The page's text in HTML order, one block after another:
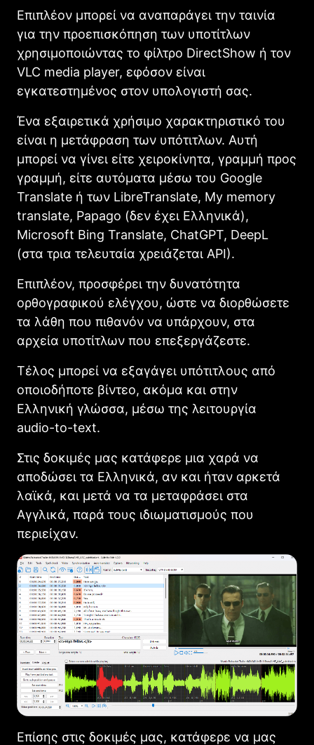
Επιπλέον μπορεί να αναπαράγει την ταινία
για την προεπισκόπηση των υποτίτλων
χρησιμοποιώντας το φίλτρο DirectShow ή τον
VLC media player, εφόσον είναι
εγκατεστημένος στον υπολογιστή σας.
Ένα εξαιρετικά χρήσιμο χαρακτηριστικό του
είναι η μετάφραση των υπότιτλων. Αυτή
μπορεί να γίνει είτε χειροκίνητα, γραμμή προς
γραμμή, είτε αυτόματα μέσω του Google
Translate ή των LibreTranslate, My memory
translate, Papago (δεν έχει Ελληνικά),
Microsoft Bing Translate, ChatGPT, DeepL
(στα τρια τελευταία χρειάζεται API).
Επιπλέον, προσφέρει την δυνατότητα
ορθογραφικού ελέγχου, ώστε να διορθώσετε
τα λάθη που πιθανόν να υπάρχουν, στα
αρχεία υποτίτλων που επεξεργάζεστε.
Τέλος μπορεί να εξαγάγει υπότιτλους από
οποιοδήποτε βίντεο, ακόμα και στην
Ελληνική γλώσσα, μέσω της λειτουργία
audio-to-text.
Στις δοκιμές μας κατάφερε μια χαρά να
αποδώσει τα Ελληνικά, αν και ήταν αρκετά
λαϊκά, και μετά να τα μεταφράσει στα
Αγγλικά, παρά τους ιδιωματισμούς που
περιείχαν.
Επίσης στις δοκιμές μας, κατάφερε να μας